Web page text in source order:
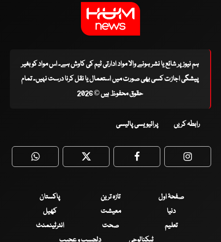
ہم نیوز پر شائع یا نشر ہونے والا مواد ادارتی ٹیم کی کاوش ہے۔ اس مواد کو بغیر
پیشگی اجازت کسی بھی صورت میں استعمال یا نقل کرنا درست نہیں۔ تمام
حقوق محفوظ ہیں © 2026
رابطہ کریں پرائیویسی پالیسی
WhatsApp Twitter Facebook
صفحۂ اول تازہ ترین
پاکستان
دنیا
معیشت
کھیل
تعلیم
صحت
انٹرٹینمنٹ